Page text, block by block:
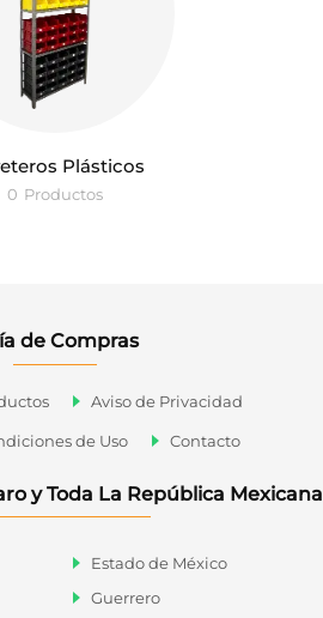
Plásticos
0 Productos
de Compras
Aviso de Privacidad
de Uso Contacto
y Toda La República Mexicana
Estado de México
Guerrero